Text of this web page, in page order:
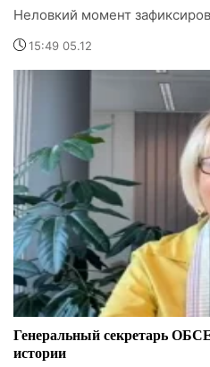
Неловкий момент
15:49 05.12
Генеральный секретарь
истории